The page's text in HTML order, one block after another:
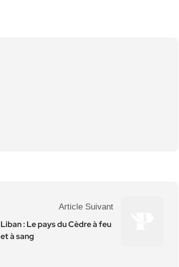
Article Suivant
Liban : Le pays du Cèdre à feu
et à sang